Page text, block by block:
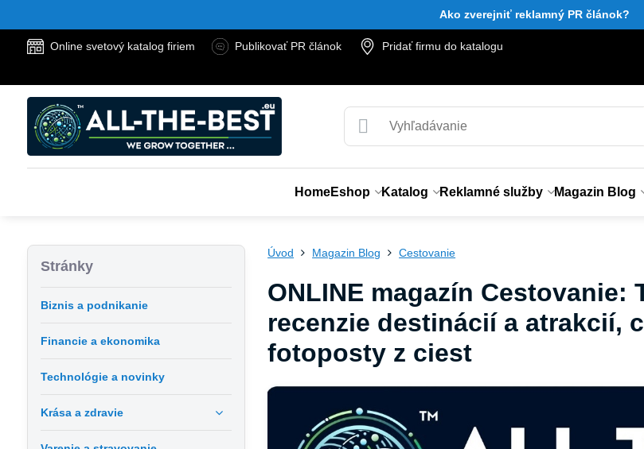
Ako zverejniť reklamný PR článok?
Online svetový katalog firiem Publikovať PR článok
Pridať firmu do katalogu
HomeEshop Katalog Reklamné služby Magazin Blog
Úvod Magazin Blog Cestovanie
ONLINE magazín
recenzie destinácií a atrakcií,
fotoposty z ciest
Stránky
Biznis a podnikanie
Financie a ekonomika
Technológie a novinky
Krása a zdravie